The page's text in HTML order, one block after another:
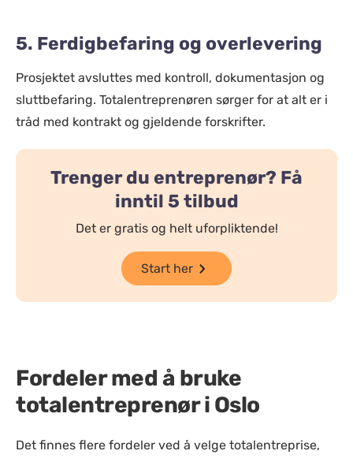
5. Ferdigbefaring og overlevering
Prosjektet avsluttes med kontroll, dokumentasjon og
sluttbefaring. Totalentreprenøren sørger for at alt er i
tråd med kontrakt og gjeldende forskrifter.
Trenger du entreprenør? Få
inntil 5 tilbud
Det er gratis og helt uforpliktende!
Start her
Fordeler med å bruke
totalentreprenør i Oslo
Det finnes flere fordeler ved å velge totalentreprise,